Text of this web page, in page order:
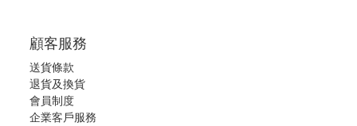
顧客服務
送貨條款
退貨及換貨
會員制度
企業客戶服務